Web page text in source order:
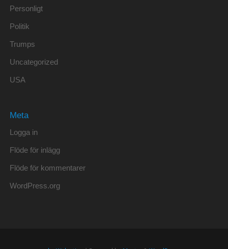
Personligt
Politik
Trumps
Uncategorized
USA
Meta
Logga in
Flöde för inlägg
Flöde för kommentarer
WordPress.org